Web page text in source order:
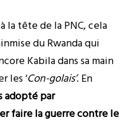
la tête de la PNC, cela
du Rwanda qui
Kabila dans sa main
les ‘Con-golais’. En
adopté par
faire la guerre contre le